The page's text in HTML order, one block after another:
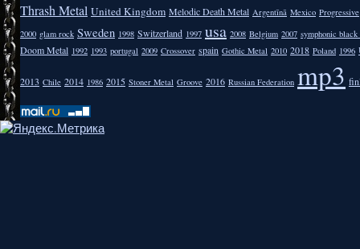
Thrash Metal United Kingdom Melodic Death Metal Argentīnā Mexico Progressive
2000 glam rock Sweden 1998 Switzerland 1997 usa 2008 Belgium 2007 symphonic
Doom Metal 1992 1993 portugal 2009 Crossover spain Gothic Metal 2010 2018 Poland 1996
2013 Chile 2014 1986 2015 Stoner Metal Groove 2016 Russian Federation mp3